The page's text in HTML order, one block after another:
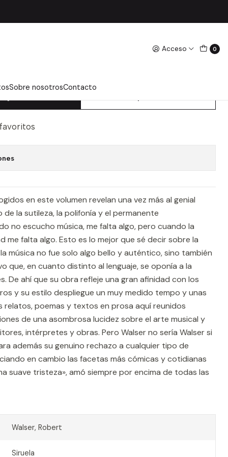
Acceso 0
Sobre nosotrosContacto
SE DECIR SOBRE LA
en este volumen revelan una vez más al genial
la sutileza, la polifonía y el permanente
no escucho música, me falta algo, pero cuando la
me falta algo. Esto es lo mejor que sé decir sobre la
música no fue solo algo bello y auténtico, sino también
que, en cuanto distinto al lenguaje, se oponía a la
De ahí que su obra refleje una gran afinidad con los
y su estilo despliegue un muy medido tempo y unas
relatos, poemas y textos en prosa aquí reunidos
de una asombrosa lucidez sobre el arte musical y
intérpretes y obras. Pero Walser no sería Walser si
además su genuino rechazo a cualquier tipo de
en cambio las facetas más cómicas y cotidianas
suave tristeza», amó siempre por encima de todas las
Walser, Robert
Siruela